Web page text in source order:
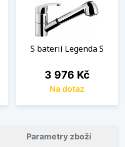
S baterií Legenda S
Cena
3 976 Kč
Na dotaz
Parametry zboží